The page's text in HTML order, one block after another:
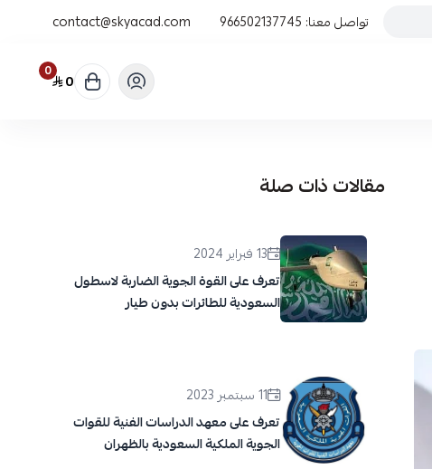
تواصل معنا: 966502137745
contact@skyacad.com
0 0
مقالات ذات صلة
13 فبراير 2024
تعرف على القوة الجوية الضاربة لاسطول
السعودية للطائرات بدون طيار
11 سبتمبر 2023
تعرف على معهد الدراسات الفنية للقوات
الجوية الملكية السعودية بالظهران